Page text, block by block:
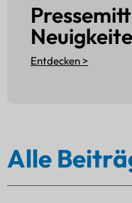
Entdecken >
Alle